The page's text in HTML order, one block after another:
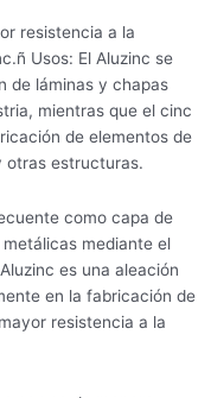
resistencia a la
Usos: El Aluzinc se
de láminas y chapas
mientras que el cinc
de elementos de
otras estructuras.
como capa de
mediante el
es una aleación
en la fabricación de
resistencia a la